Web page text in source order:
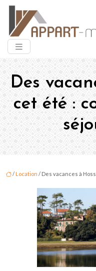
Des
cet été :
/ Location / Des vacances à